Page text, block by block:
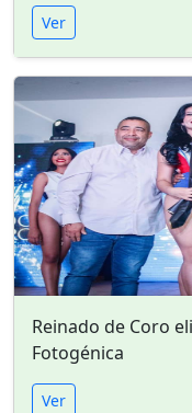
Ver
Reinado de Coro
Fotogénica
Ver